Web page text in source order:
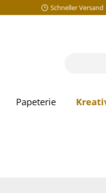
Schneller Versand
Papeterie